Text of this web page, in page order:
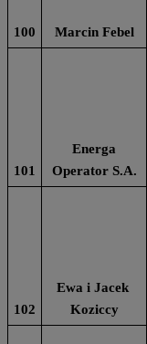
100 Marcin Febel
101
Energa
Operator S.A.
102
Ewa i Jacek
Koziccy